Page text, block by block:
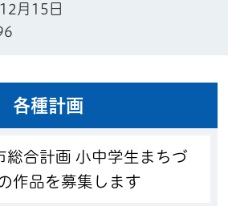
月15日
各種計画
総合計画 小中学生まちづ
作品を募集します